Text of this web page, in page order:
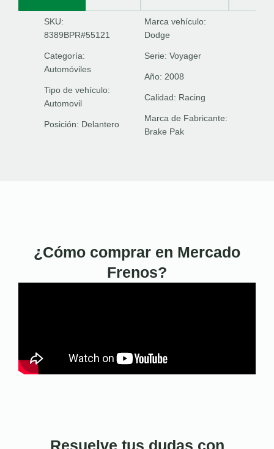
SKU:
8389BPR#55121
Categoría:
Automóviles
Tipo de vehículo:
Automovil
Posición: Delantero
Marca vehículo:
Dodge
Serie: Voyager
Año: 2008
Calidad: Racing
Marca de Fabricante:
Brake Pak
¿Cómo comprar en Mercado
Frenos?
Resuelve tus dudas con